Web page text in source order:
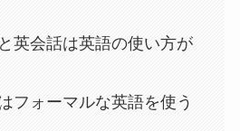
英会話は英語の使い方が
フォーマルな英語を使う